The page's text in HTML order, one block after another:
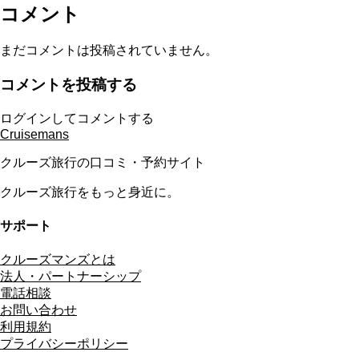
コメント
まだコメントは投稿されていません。
コメントを投稿する
ログインしてコメントする
Cruisemans
クルーズ旅行の口コミ・予約サイト
クルーズ旅行をもっと身近に。
サポート
クルーズマンズとは
法人・パートナーシップ
電話相談
お問い合わせ
利用規約
プライバシーポリシー